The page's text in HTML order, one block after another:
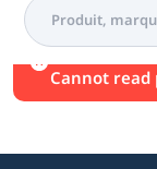
Une
Cannot